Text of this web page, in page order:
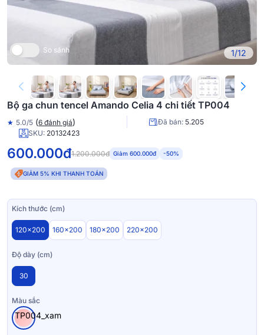
So sánh 1/12
Bộ ga chun tencel Amando Celia 4 chi tiết TP004
★ 5.0/5 (6 đánh giá) Đã bán: 5.205
SKU: 20132423
600.000đ1.200.000đ Giảm 600.000đ -50%
GIẢM 5% KHI THANH TOÁN
Kích thước (cm)
120x200 160x200 180x200 220x200
Độ dày (cm)
30
Màu sắc
TP004_xam